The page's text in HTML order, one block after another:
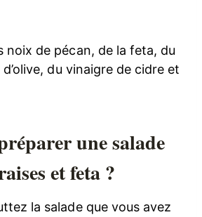
noix de pécan, de la feta, du
d’olive, du vinaigre de cidre et
une salade
et feta ?
la salade que vous avez